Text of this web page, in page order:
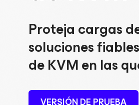
Proteja cargas
soluciones
de KVM en las
VERSIÓN DE PRUEBA